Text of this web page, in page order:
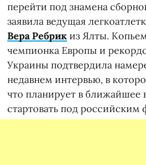
перейти под знамена
заявила ведущая
Вера Ребрик из Ялты.
чемпионка Европы и
Украины подтвердила
недавнем интервью, в
что планирует в ближайшее
стартовать под российским